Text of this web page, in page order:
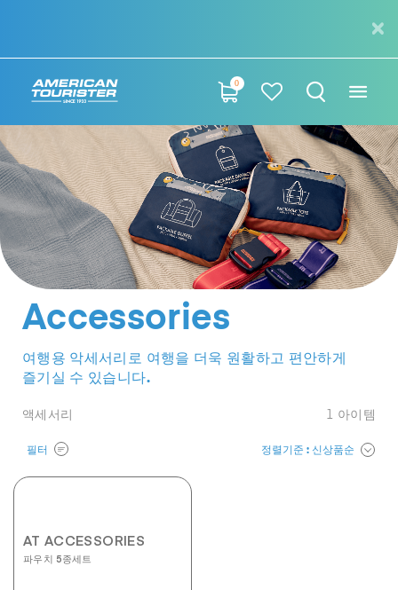
0
Accessories
여행용 악세서리로 여행을 더욱 원활하고 편안하게
즐기실 수 있습니다.
액세서리 1 아이템
정렬기준 : 신상품순
필터
AT ACCESSORIES
파우치 5종세트